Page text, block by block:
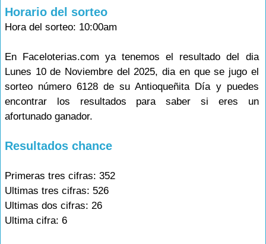
Horario del sorteo
Hora del sorteo: 10:00am
En Faceloterias.com ya tenemos el resultado del dia
Lunes 10 de Noviembre del 2025, dia en que se jugo el
sorteo número 6128 de su Antioqueñita Día y puedes
encontrar los resultados para saber si eres un
afortunado ganador.
Resultados chance
Primeras tres cifras: 352
Ultimas tres cifras: 526
Ultimas dos cifras: 26
Ultima cifra: 6